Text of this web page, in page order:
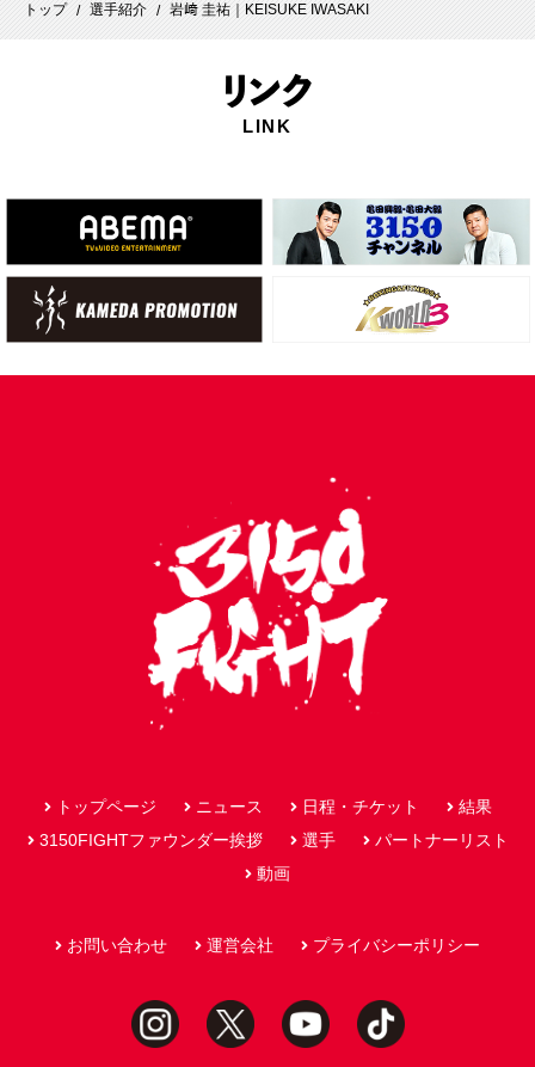
トップ / 選手紹介 / 岩﨑 圭祐｜KEISUKE IWASAKI
リンク
LINK
トップページ ニュース 日程・チケット
結果
3150FIGHTファウンダー挨拶
選手
パートナーリスト
動画
お問い合わせ 運営会社 プライバシーポリシー